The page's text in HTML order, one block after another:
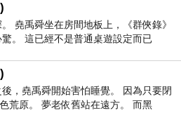
堯禹舜坐在房間地板上，《群俠錄》
。 這已經不是普通桌遊設定而已
，堯禹舜開始害怕睡覺。 因為只要閉
荒原。 夢老依舊站在遠方。 而黑